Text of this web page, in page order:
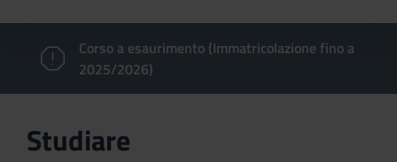
Corso a esaurimento (Immatricolazione fino a
2025/2026)
Studiare